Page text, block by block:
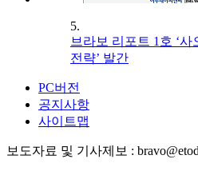
5.
브라보 리포트 1호 ‘사
전략’ 발간
PC버전
공지사항
사이트맵
보도자료 및 기사제보 :